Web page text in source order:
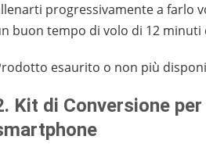
progressivamente a farlo
buon tempo di volo di 12 minuti
esaurito o non più
Kit di Conversione